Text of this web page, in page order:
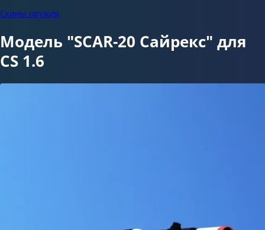
Скины оружия
Модель "SCAR-20 Сайрекс" для
CS 1.6